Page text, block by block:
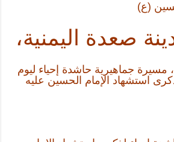
(ع)
صعدة اليمنية،
مسيرة جماهيرية حاشدة إحياء ليوم
استشهاد الإمام الحسين عليه